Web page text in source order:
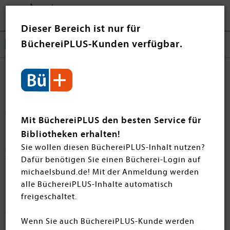
Dieser Bereich ist nur für
BüchereiPLUS-Kunden verfügbar.
Mit BüchereiPLUS den besten Service für
Bibliotheken erhalten!
Sie wollen diesen BüchereiPLUS-Inhalt nutzen?
Dafür benötigen Sie einen Bücherei-Login auf
michaelsbund.de! Mit der Anmeldung werden
alle BüchereiPLUS-Inhalte automatisch
freigeschaltet.
Wenn Sie auch BüchereiPLUS-Kunde werden
Sachbücher
halbjährlich erscheinenden Hefts "Bayern im Buch"
richtet sich dabei auf die regionalen Neuerscheinungen
der sieben Regierungsbezirke, von Sachbüchern über
Wander- und Freizeitbücher und Belletristik bis hin zu
Kinderbüchern. Viel Spaß beim Entdecken!
Die Bestelllisten von Bayern im Buch finden Sie
zum Download